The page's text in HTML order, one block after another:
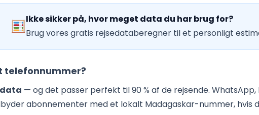
Ikke sikker på, hvor meget data du har brug for?
Brug vores gratis rejsedataberegner til et personligt
telefonnummer?
— og det passer perfekt til 90 % af de rejsende.
abonnementer med et lokalt Madagaskar-nummer, hvis